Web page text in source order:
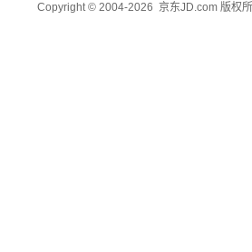
Copyright © 2004-2026 京东JD.com 版权